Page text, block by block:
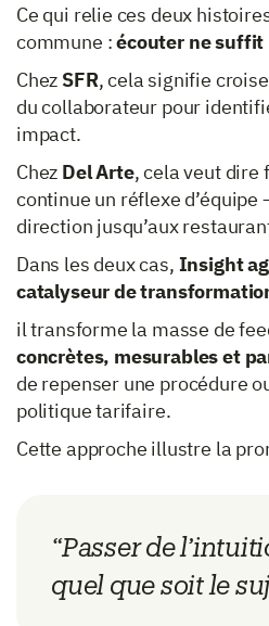
Ce qui relie ces deux
commune :écouter ne
Chez SFR, cela signifie
du collaborateur pour
impact.
Chez Del Arte, cela veut dire
continue un réflexe d’équipe
direction jusqu’aux
Dans les deux cas, Insight
catalyseur de
il transforme la masse de
concrètes, mesurables et
de repenser une procédure
politique tarifaire.
Cette approche illustre la
“Passer de
quel que soit le